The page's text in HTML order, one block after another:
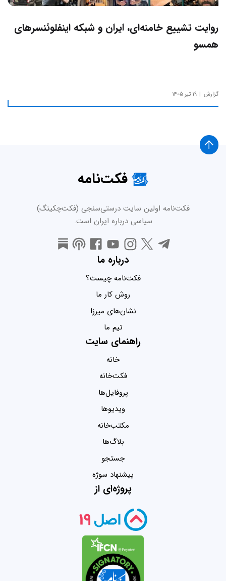
روایت تشییع خامنه‌ای، ایران و شبکه اینفلوئنسرهای
همسو
گزارش ۱۹ تیر ۱۴۰۵
فکت‌نامه
فکت‌نامه اولین سایت درستی‌سنجی (فکت‌چکینگ)
سیاسی درباره ایران است.
درباره ما
فکت‌نامه چیست؟
روش کار ما
نشان‌های میرزا
تیم ما
راهنمای سایت
خانه
فکت‌خانه
پروفایل‌ها
ویدیو‌ها
مکتب‌خانه
بلاگ‌ها
جستجو
پیشنهاد سوژه
پروژه‌ای از